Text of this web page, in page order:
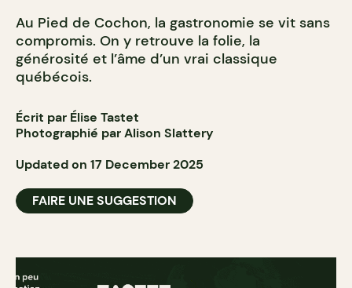
Au Pied de Cochon, la gastronomie se vit sans
compromis. On y retrouve la folie, la
générosité et l’âme d’un vrai classique
québécois.
Écrit par Élise Tastet
Photographié par Alison Slattery
Updated on 17 December 2025
FAIRE UNE SUGGESTION